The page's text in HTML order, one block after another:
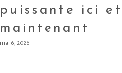
puissante ici et
maintenant
mai 6, 2026